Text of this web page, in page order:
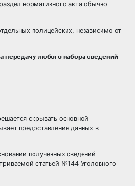
нормативного акта обычно
полицейских, независимо от
передачу любого набора сведений
скрывать основной
предоставление данных в
полученных сведений
статьей №144 Уголовного